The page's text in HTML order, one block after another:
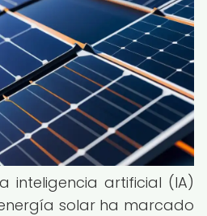
inteligencia artificial (IA)
solar ha marcado